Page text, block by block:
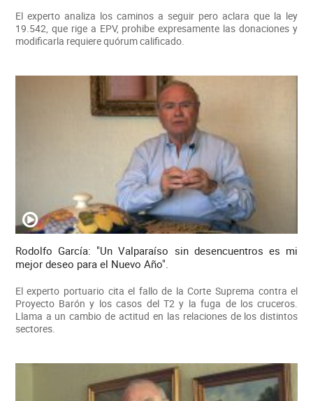
El experto analiza los caminos a seguir pero aclara que la ley
19.542, que rige a EPV, prohibe expresamente las donaciones y
modificarla requiere quórum calificado.
Rodolfo García: "Un Valparaíso sin desencuentros es mi
mejor deseo para el Nuevo Año".
El experto portuario cita el fallo de la Corte Suprema contra el
Proyecto Barón y los casos del T2 y la fuga de los cruceros.
Llama a un cambio de actitud en las relaciones de los distintos
sectores.